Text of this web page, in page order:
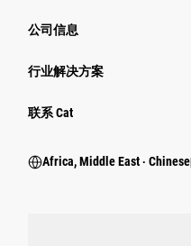
公司信息
行业解决方案
行业
联系 Cat
Africa, Middle East ‧ Chinese